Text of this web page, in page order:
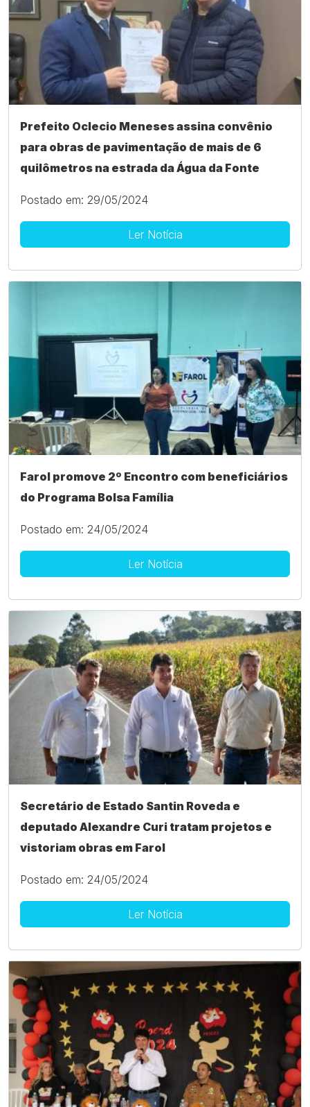
Prefeito Oclecio Meneses assina convênio
para obras de pavimentação de mais de 6
quilômetros na estrada da Água da Fonte
Postado em: 29/05/2024
Ler Notícia
Farol promove 2º Encontro com beneficiários
do Programa Bolsa Família
Postado em: 24/05/2024
Ler Notícia
Secretário de Estado Santin Roveda e
deputado Alexandre Curi tratam projetos e
vistoriam obras em Farol
Postado em: 24/05/2024
Ler Notícia